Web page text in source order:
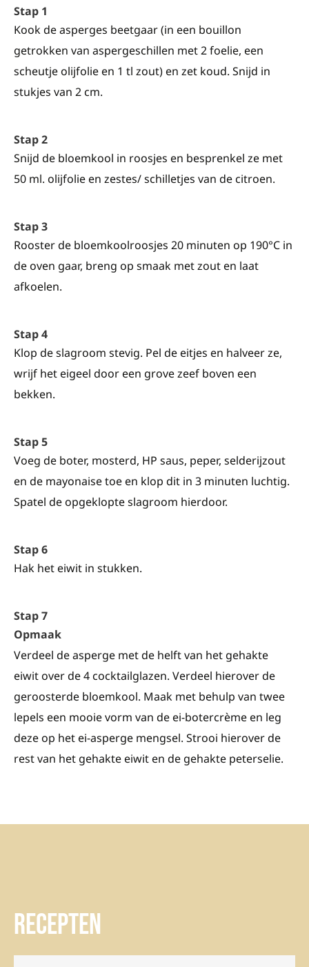
Stap 1
Kook de asperges beetgaar (in een bouillon
getrokken van aspergeschillen met 2 foelie, een
scheutje olijfolie en 1 tl zout) en zet koud. Snijd in
stukjes van 2 cm.
Stap 2
Snijd de bloemkool in roosjes en besprenkel ze met
50 ml. olijfolie en zestes/ schilletjes van de citroen.
Stap 3
Rooster de bloemkoolroosjes 20 minuten op 190°C in
de oven gaar, breng op smaak met zout en laat
afkoelen.
Stap 4
Klop de slagroom stevig. Pel de eitjes en halveer ze,
wrijf het eigeel door een grove zeef boven een
bekken.
Stap 5
Voeg de boter, mosterd, HP saus, peper, selderijzout
en de mayonaise toe en klop dit in 3 minuten luchtig.
Spatel de opgeklopte slagroom hierdoor.
Stap 6
Hak het eiwit in stukken.
Stap 7
Opmaak
Verdeel de asperge met de helft van het gehakte
eiwit over de 4 cocktailglazen. Verdeel hierover de
geroosterde bloemkool. Maak met behulp van twee
lepels een mooie vorm van de ei-botercrème en leg
deze op het ei-asperge mengsel. Strooi hierover de
rest van het gehakte eiwit en de gehakte peterselie.
Recepten